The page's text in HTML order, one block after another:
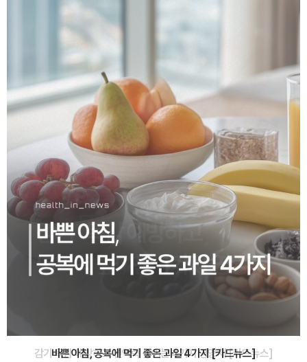
바쁜 아침, 공복에 먹기 좋은 과일 4가지 [카드뉴스]